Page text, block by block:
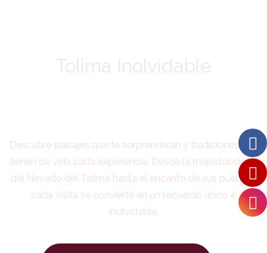
Tolima Inolvidable
Descubre paisajes que te sorprenderán y tradiciones que
llenan de vida cada experiencia. Desde la majestuosidad
del Nevado del Tolima hasta el encanto de sus pueblos,
cada visita se convierte en un recuerdo único e
inolvidable.